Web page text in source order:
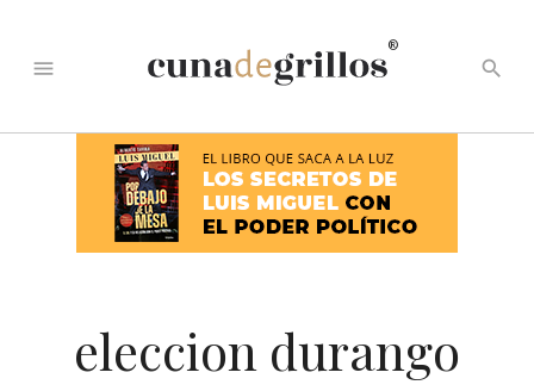
menu
®
search
eleccion durango